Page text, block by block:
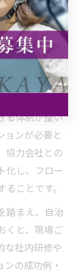
報告されてい
標準化する
準化するこ
る体制が整い
ョンが必要と
協力会社との
化し、フロー
ことです。
踏まえ、自治
くと、現場ご
な社内研修や
の成功例・